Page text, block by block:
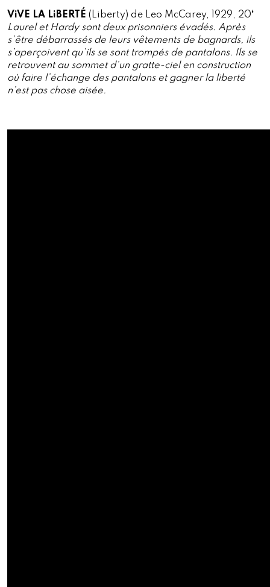
ViVE LA LiBERTÉ (Liberty) de Leo McCarey, 1929, 20‘
Laurel et Hardy sont deux prisonniers évadés. Après
s’être débarrassés de leurs vêtements de bagnards, ils
s’aperçoivent qu’ils se sont trompés de pantalons. Ils se
retrouvent au sommet d’un gratte-ciel en construction
où faire l’échange des pantalons et gagner la liberté
n’est pas chose aisée.